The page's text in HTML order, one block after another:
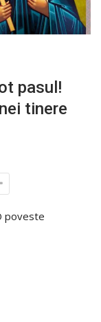
pasul!
tinere
poveste